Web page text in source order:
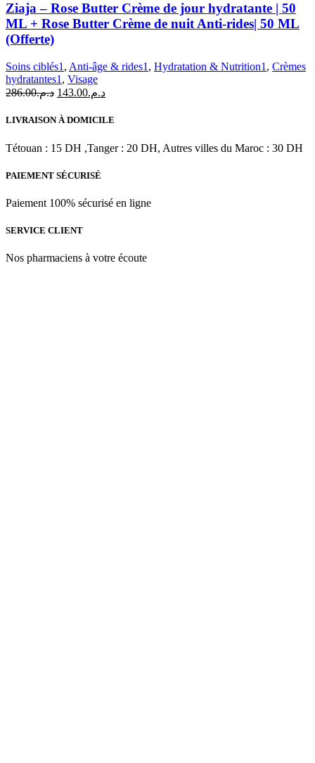
Ziaja – Rose Butter Crème de jour hydratante | 50
ML + Rose Butter Crème de nuit Anti-rides| 50 ML
(Offerte)
Soins ciblés1 , Anti-âge & rides1 , Hydratation & Nutrition1 , Crèmes
hydratantes1 , Visage
د.م.286.00
Le
initial
د.م.143.00
Le
actuel
د.م.143.00.
LIVRAISON À DOMICILE
Tétouan : 15 DH ,Tanger : 20 DH, Autres villes du Maroc : 30 DH
PAIEMENT SÉCURISÉ
Paiement 100% sécurisé en ligne
SERVICE CLIENT
Nos pharmaciens à votre écoute